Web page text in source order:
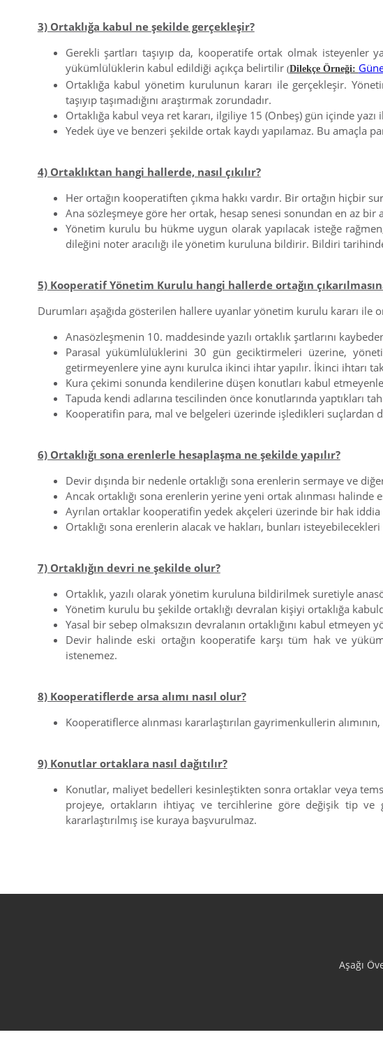
3) Ortaklığa kabul ne şekilde gerçekleşir?
Gerekli şartları taşıyıp da, kooperatife ortak olmak
yükümlülüklerin kabul edildiği açıkça belirtilir (Dilekçe Örneği:
Ortaklığa kabul yönetim kurulunun kararı ile gerçekleşir.
taşıyıp taşımadığını araştırmak zorundadır.
Ortaklığa kabul veya ret kararı, ilgiliye 15 (Onbeş) gün içinde
Yedek üye ve benzeri şekilde ortak kaydı yapılamaz. Bu amaçla
4) Ortaklıktan hangi hallerde, nasıl çıkılır?
Her ortağın kooperatiften çıkma hakkı vardır. Bir ortağın hiçbir
Ana sözleşmeye göre her ortak, hesap senesi sonundan en az
Yönetim kurulu bu hükme uygun olarak yapılacak isteğe
dileğini noter aracılığı ile yönetim kuruluna bildirir. Bildiri
5) Kooperatif Yönetim Kurulu hangi hallerde ortağın
Durumları aşağıda gösterilen hallere uyanlar yönetim kurulu kararı ile
Anasözleşmenin 10. maddesinde yazılı ortaklık şartlarını
Parasal yükümlülüklerini 30 gün geciktirmeleri üzerine,
getirmeyenlere yine aynı kurulca ikinci ihtar yapılır. İkinci
Kura çekimi sonunda kendilerine düşen konutları kabul
Tapuda kendi adlarına tescilinden önce konutlarında yaptıkları
Kooperatifin para, mal ve belgeleri üzerinde işledikleri suçlardan
6) Ortaklığı sona erenlerle hesaplaşma ne şekilde yapılır?
Devir dışında bir nedenle ortaklığı sona erenlerin sermaye ve
Ancak ortaklığı sona erenlerin yerine yeni ortak alınması
Ayrılan ortaklar kooperatifin yedek akçeleri üzerinde bir hak iddia
Ortaklığı sona erenlerin alacak ve hakları, bunları
7) Ortaklığın devri ne şekilde olur?
Ortaklık, yazılı olarak yönetim kuruluna bildirilmek suretiyle
Yönetim kurulu bu şekilde ortaklığı devralan kişiyi ortaklığa
Yasal bir sebep olmaksızın devralanın ortaklığını kabul
Devir halinde eski ortağın kooperatife karşı tüm hak ve
istenemez.
8) Kooperatiflerde arsa alımı nasıl olur?
Kooperatiflerce alınması kararlaştırılan gayrimenkullerin
9) Konutlar ortaklara nasıl dağıtılır?
Konutlar, maliyet bedelleri kesinleştikten sonra ortaklar veya
projeye, ortakların ihtiyaç ve tercihlerine göre değişik tip ve
kararlaştırılmış ise kuraya başvurulmaz.
Aşağı